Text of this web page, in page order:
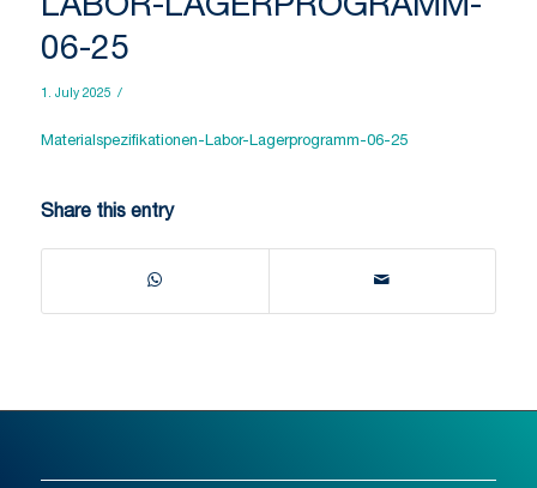
LABOR-LAGERPROGRAMM-
06-25
1. July 2025 /
Materialspezifikationen-Labor-Lagerprogramm-06-25
Share this entry